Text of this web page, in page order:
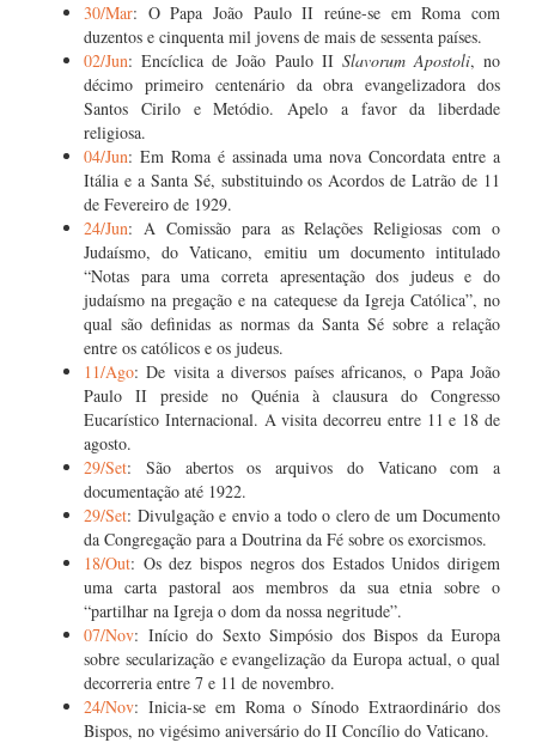
30/Mar: O Papa João Paulo II reúne-se em Roma com
duzentos e cinquenta mil jovens de mais de sessenta países.
02/Jun: Encíclica de João Paulo II Slavorum Apostoli, no
décimo primeiro centenário da obra evangelizadora dos
Santos Cirilo e Metódio. Apelo a favor da liberdade
religiosa.
04/Jun: Em Roma é assinada uma nova Concordata entre a
Itália e a Santa Sé, substituindo os Acordos de Latrão de 11
de Fevereiro de 1929.
24/Jun: A Comissão para as Relações Religiosas com o
Judaísmo, do Vaticano, emitiu um documento intitulado
“Notas para uma correta apresentação dos judeus e do
judaísmo na pregação e na catequese da Igreja Católica”, no
qual são definidas as normas da Santa Sé sobre a relação
entre os católicos e os judeus.
11/Ago: De visita a diversos países africanos, o Papa João
Paulo II preside no Quénia à clausura do Congresso
Eucarístico Internacional. A visita decorreu entre 11 e 18 de
agosto.
29/Set: São abertos os arquivos do Vaticano com a
documentação até 1922.
29/Set: Divulgação e envio a todo o clero de um Documento
da Congregação para a Doutrina da Fé sobre os exorcismos.
18/Out: Os dez bispos negros dos Estados Unidos dirigem
uma carta pastoral aos membros da sua etnia sobre o
“partilhar na Igreja o dom da nossa negritude”.
07/Nov: Início do Sexto Simpósio dos Bispos da Europa
sobre secularização e evangelização da Europa actual, o qual
decorreria entre 7 e 11 de novembro.
24/Nov: Inicia-se em Roma o Sínodo Extraordinário dos
Bispos, no vigésimo aniversário do II Concílio do Vaticano.